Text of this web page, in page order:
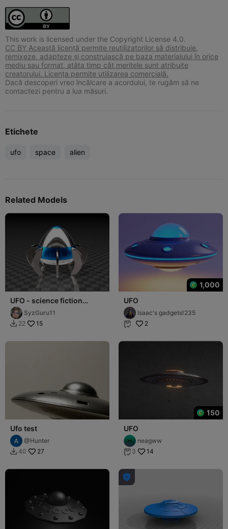
This work is licensed under the Copyright License 4.0.
CC BY Această licență permite reutilizatorilor să distribuie,
remixeze, adapteze și construiască pe baza materialului în orice
mediu sau format, atâta timp cât meritele sunt atribuite
creatorului. Licența permite utilizarea comercială.
Dacă descoperi vreo încălcare a acordului, te rugăm să ne
contactezi pentru a lua măsuri.
Etichete
ufo space alien
Related Models
UFO - science fiction
television series 1970
SyzGuru11
 22 15
1,000
UFO
Isaac's gadgets!235
 2
Ufo test
@Hunter
 40 27
150
UFO
neagww
 3 14
